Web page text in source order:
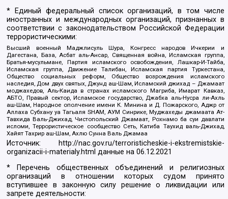
* Единый федеральный список организаций, в том числе
иностранных и международных организаций, признанных в
соответствии с законодательством Российской Федерации
террористическими:
Высший военный Маджлисуль Шура, Конгресс народов Ичкерии и
Дагестана, База, Асбат аль-Ансар, Священная война, Исламская группа,
Братья-мусульмане, Партия исламского освобождения, Лашкар-И-Тайба,
Исламская группа, Движение Талибан, Исламская партия Туркестана,
Общество социальных реформ, Общество возрождения исламского
наследия, Дом двух святых, Джунд аш-Шам, Исламский джихад – Джамаат
моджахедов, Аль-Каида в странах исламского Магриба, Имарат Кавказ,
АБТО, Правый сектор, Исламское государство, Джабха аль-Нусра ли-Ахль
аш-Шам, Народное ополчение имени К. Минина и Д. Пожарского, Аджр от
Аллаха Субхану уа Тагьаля SHAM, АУМ Синрике, Муджахеды джамаата Ат-
Тавхида Валь-Джихад, Чистопольский Джамаат, Рохнамо ба суи давлати
исломи, Террористическое сообщество Сеть, Катиба Таухид валь-Джихад,
Хайят Тахрир аш-Шам, Ахлю Сунна Валь Джамаа
Источник:
http://nac.gov.ru/terroristicheskie-i-ekstremistskie-
organizacii-i-materialy.html данные на06.12.2021
* Перечень общественных объединений и религиозных
организаций в отношении которых судом принято
вступившее в законную силу решение о ликвидации или
запрете деятельности: